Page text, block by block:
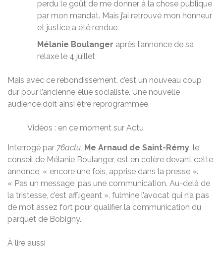
perdu le goût de me donner à la chose publique
par mon mandat. Mais j’ai retrouvé mon honneur
et justice a été rendue.
Mélanie Boulanger après l’annonce de sa
relaxe le 4 juillet
Mais avec ce rebondissement, c’est un nouveau coup
dur pour l’ancienne élue socialiste. Une nouvelle
audience doit ainsi être reprogrammée.
Vidéos : en ce moment sur Actu
Interrogé par 76actu, Me Arnaud de Saint-Rémy, le
conseil de Mélanie Boulanger, est en colère devant cette
annonce, « encore une fois, apprise dans la presse ».
« Pas un message, pas une communication. Au-delà de
la tristesse, c’est affligeant », fulmine l’avocat qui n’a pas
de mot assez fort pour qualifier la communication du
parquet de Bobigny.
À lire aussi